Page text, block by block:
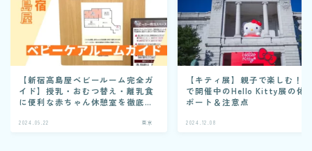
【新宿高島屋ベビールーム完全ガ
イド】授乳・おむつ替え・離乳食
に便利な赤ちゃん休憩室を徹底レ
2024.09.22 東京
【キティ展】親子で楽しむ！
で開催中のHello Kitty展の体
ポート＆注意点
2024.12.08